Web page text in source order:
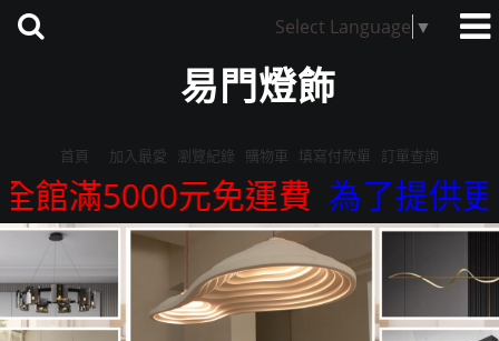
Select Language ▼
易門燈飾
首頁 加入最愛 瀏覽紀錄 購物車 填寫付款單 訂單查詢
館滿5000元免運費 為了提供